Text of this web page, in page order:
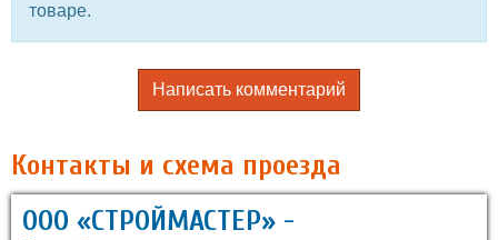
товаре.
Написать комментарий
Контакты и схема проезда
ООО «СТРОЙМАСТЕР» -